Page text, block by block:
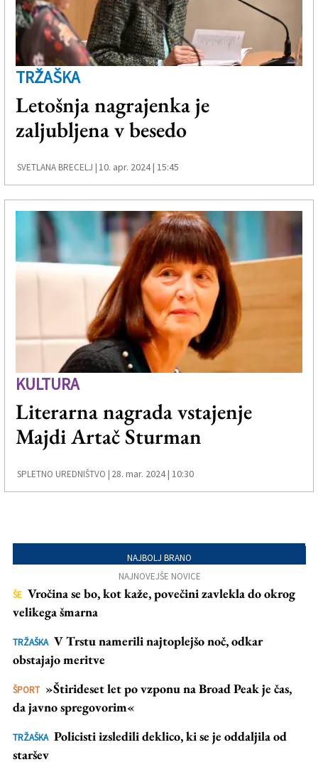
TRŽAŠKA
Letošnja nagrajenka je
zaljubljena v besedo
SVETLANA BRECELJ |10. apr. 2024 | 15:45
KULTURA
Literarna nagrada vstajenje
Majdi Artač Sturman
SPLETNO UREDNIŠTVO | 28. mar. 2024 | 10:30
NAJBOLJ BRANO
NAJNOVEJŠE NOVICE
ŠE Vročina se bo, kot kaže, povečini zavlekla do okrog
velikega šmarna
TRŽAŠKA V Trstu namerili najtoplejšo noč, odkar
obstajajo meritve
ŠPORT »Štirideset let po vzponu na Broad Peak je čas,
da javno spregovorim«
TRŽAŠKA Policisti izsledili deklico, ki se je oddaljila od
staršev